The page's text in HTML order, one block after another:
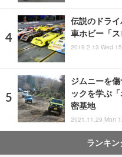
伝説のドラ
車ホビー「
2019.2.13 Wed
ジムニーを
ックを学ぶ
密基地
2021.11.29 Mon
ランキン